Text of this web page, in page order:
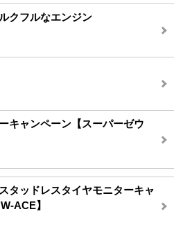
クフルなエンジン
キャンペーン【スーパーゼウ
タッドレスタイヤモニターキャ
ACE】